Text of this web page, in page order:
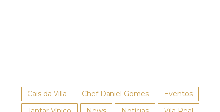
Cais da Villa Chef Daniel Gomes
Eventos